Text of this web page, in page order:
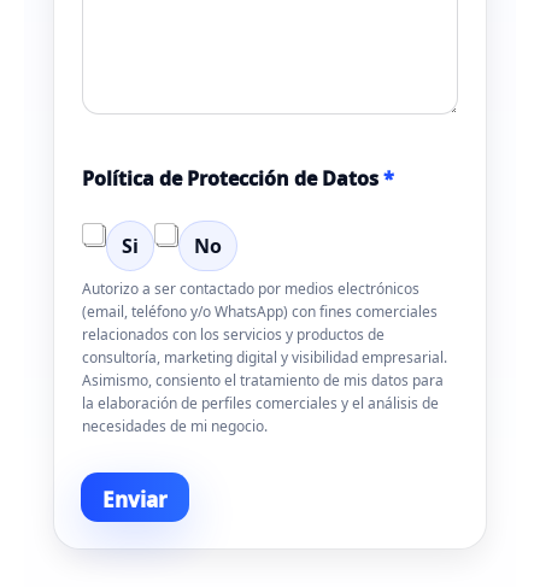
D
t
o
*
Política de Protección de Datos*
Si No
Autorizo a ser contactado por medios electrónicos
(email, teléfono y/o WhatsApp) con fines comerciales
relacionados con los servicios y productos de
consultoría, marketing digital y visibilidad empresarial.
Asimismo, consiento el tratamiento de mis datos para
la elaboración de perfiles comerciales y el análisis de
necesidades de mi negocio.
Enviar